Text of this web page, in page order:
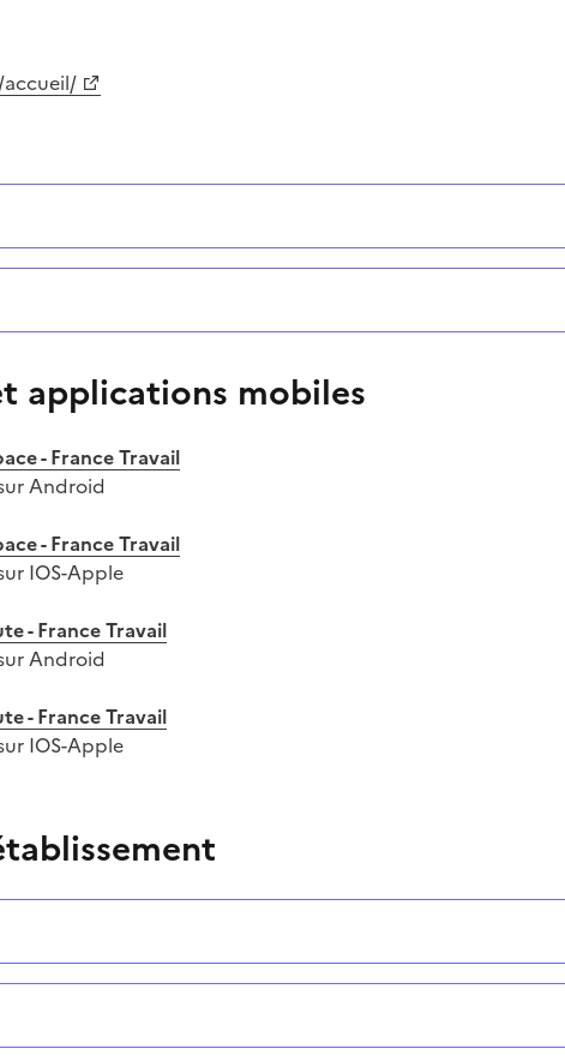
applications mobiles
- France Travail
Android
- France Travail
IOS-Apple
- France Travail
Android
- France Travail
IOS-Apple